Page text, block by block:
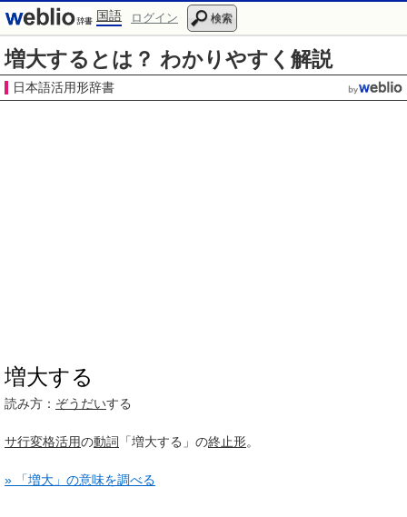
国語 ログイン 検索
増大するとは？ わかりやすく解説
日本語活用形辞書
増大する
読み方： ぞうだいする
サ行変格活用の動詞 「増大する」の終止形。
» 「増大」の意味を調べる